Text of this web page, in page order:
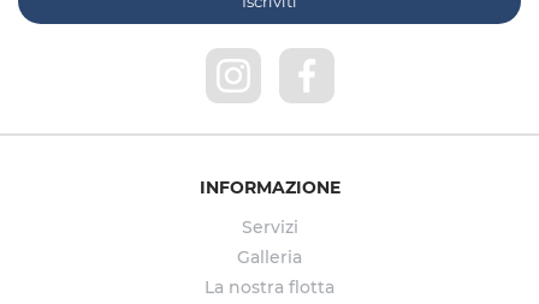
INFORMAZIONE
Servizi
Galleria
La nostra flotta